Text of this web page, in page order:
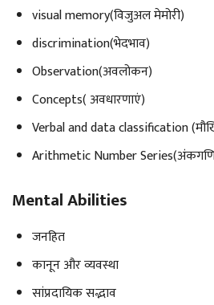
visual memory(विजुअल मेमोरी)
discrimination(भेदभाव)
Observation(अवलोकन)
Concepts( अवधारणाएं)
Verbal and data classification
Arithmetic Number
Mental Abilities
जनहित
कानून और व्यवस्था
सांप्रदायिक सद्भाव